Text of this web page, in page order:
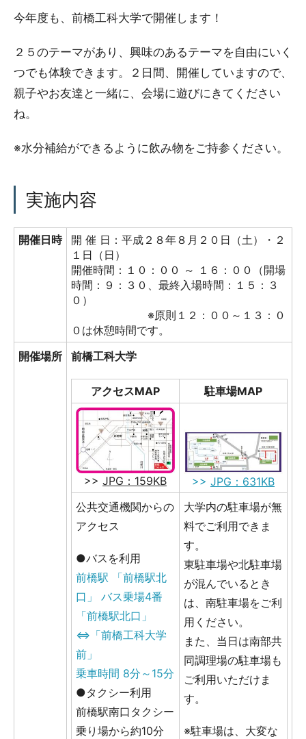
今年度も、前橋工科大学で開催します！
２５のテーマがあり、興味のあるテーマを自由にいく
つでも体験できます。２日間、開催していますので、
親子やお友達と一緒に、会場に遊びにきてください
ね。
※水分補給ができるように飲み物をご持参ください。
実施内容
開催日時
開 催 日：平成２８年８月２０日（土）・２
１日（日）
開催時間：１０：００ ～ １６：００（開場
時間：９：３０、最終入場時間：１５：３
０）
※原則１２：００～１３：０
０は休憩時間です。
開催場所
前橋工科大学
アクセスMAP 駐車場MAP
>> JPG：159KB >> JPG：631KB
公共交通機関からの
アクセス
●バスを利用
前橋駅 「前橋駅北
口」 バス乗場4番
「前橋駅北口」
⇔「前橋工科大学
前」
乗車時間 8分～15分
●タクシー利用
前橋駅南口タクシー
乗り場から約10分
大学内の駐車場が無
料でご利用できま
す。
東駐車場や北駐車場
が混んでいるとき
は、南駐車場をご利
用ください。
また、当日は南部共
同調理場の駐車場も
ご利用いただけま
す。
※駐車場は、大変な